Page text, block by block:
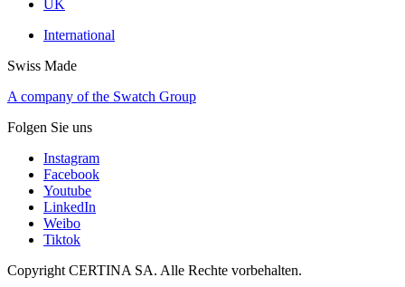
UK
International
Swiss Made
A company of the Swatch Group
Folgen Sie uns
Instagram
Facebook
Youtube
LinkedIn
Weibo
Tiktok
Copyright CERTINA SA. Alle Rechte vorbehalten.